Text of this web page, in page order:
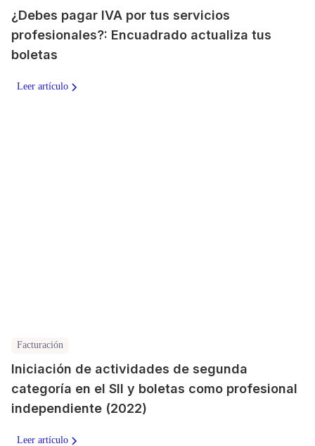
¿Debes pagar IVA por tus servicios
profesionales?: Encuadrado actualiza tus
boletas
Leer artículo
Facturación
Iniciación de actividades de segunda
categoría en el SII y boletas como profesional
independiente (2022)
Leer artículo